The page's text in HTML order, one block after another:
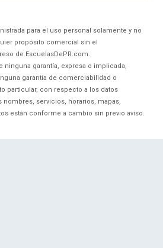
para el uso personal solamente y no
propósito comercial sin el
de EscuelasDePR.com.
ninguna garantía, expresa o implicada,
garantía de comerciabilidad o
particular, con respecto a los datos
nombres, servicios, horarios, mapas,
están conforme a cambio sin previo aviso.